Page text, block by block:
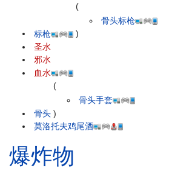
标枪
(
骨头标枪
)
圣水
邪水
血水
骨头
(
骨头手套
)
莫洛托夫鸡尾酒
爆炸物